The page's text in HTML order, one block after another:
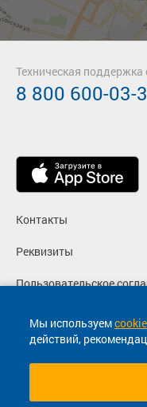
Мы используем
действий,
Контакты
Реквизиты
Пользовательское
Политика
Согласие на
Техническая поддержка
8 800 600-03-
© 2013-2026, ООО